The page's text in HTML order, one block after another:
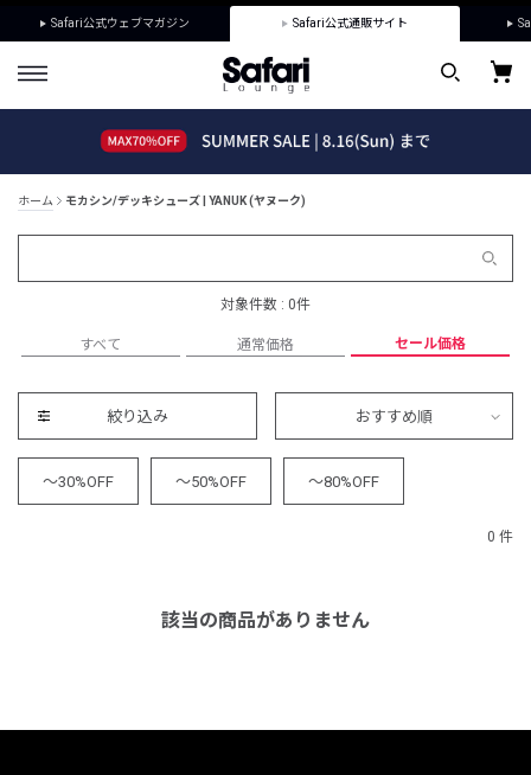
Safari公式ウェブマガジン Safari公式通販サイト
ホーム モカシン/デッキシューズ | YANUK (ヤヌーク)
対象件数 : 0件
すべて 通常価格 セール価格
絞り込み おすすめ順
～30%OFF ～50%OFF ～80%OFF
0 件
該当の商品がありません